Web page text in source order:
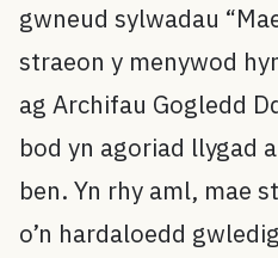
gwneud sylwadau
straeon y menywod
ag Archifau Gogledd
bod yn agoriad llygad
ben. Yn rhy aml, mae
o’n hardaloedd